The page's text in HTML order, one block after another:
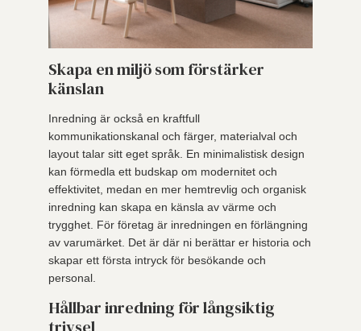
Skapa en miljö som förstärker
känslan
Inredning är också en kraftfull
kommunikationskanal och färger, materialval och
layout talar sitt eget språk. En minimalistisk design
kan förmedla ett budskap om modernitet och
effektivitet, medan en mer hemtrevlig och organisk
inredning kan skapa en känsla av värme och
trygghet. För företag är inredningen en förlängning
av varumärket. Det är där ni berättar er historia och
skapar ett första intryck för besökande och
personal.
Hållbar inredning för långsiktig